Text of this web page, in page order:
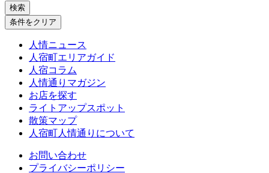
検索
条件をクリア
人情ニュース
人宿町エリアガイド
人宿コラム
人情通りマガジン
お店を探す
ライトアップスポット
散策マップ
人宿町人情通りについて
お問い合わせ
プライバシーポリシー